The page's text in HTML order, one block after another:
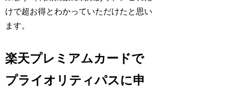
けで超お得とわかっていただけたと思い
ます。
楽天プレミアムカードで
プライオリティパスに申